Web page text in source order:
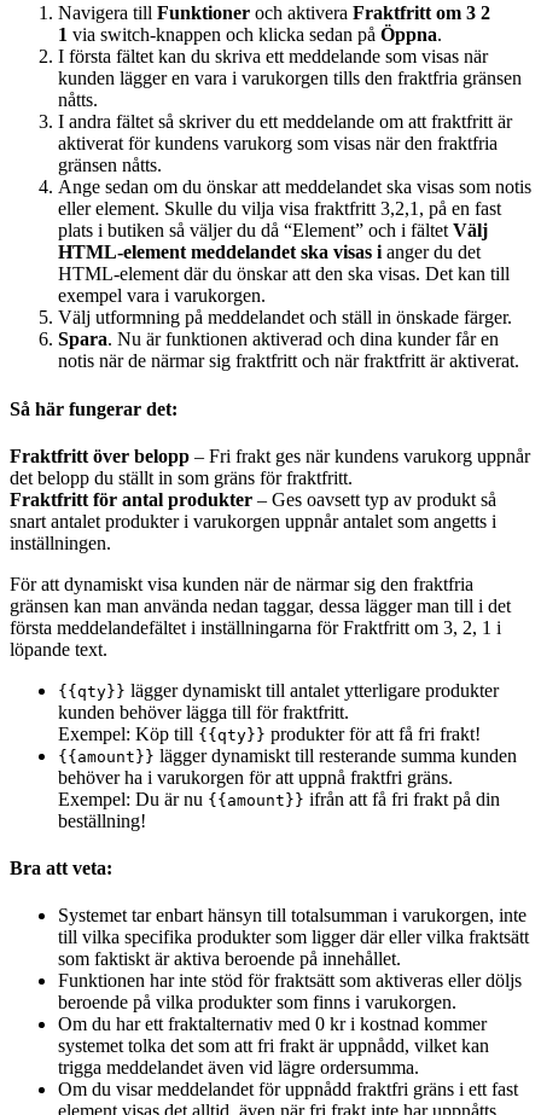
Navigera till Funktioner och aktivera Fraktfritt om 3 2
1 via switch-knappen och klicka sedan på Öppna.
I första fältet kan du skriva ett meddelande som visas när
kunden lägger en vara i varukorgen tills den fraktfria gränsen
nåtts.
I andra fältet så skriver du ett meddelande om att fraktfritt är
aktiverat för kundens varukorg som visas när den fraktfria
gränsen nåtts.
Ange sedan om du önskar att meddelandet ska visas som notis
eller element. Skulle du vilja visa fraktfritt 3,2,1, på en fast
plats i butiken så väljer du då “Element” och i fältetVälj
HTML-element meddelandet ska visas ianger du det
HTML-element där du önskar att den ska visas. Det kan till
exempel vara i varukorgen.
Välj utformning på meddelandet och ställ in önskade färger.
Spara. Nu är funktionen aktiverad och dina kunder får en
notis när de närmar sig fraktfritt och när fraktfritt är aktiverat.
Så här fungerar det:
Fraktfritt över belopp – Fri frakt ges när kundens varukorg uppnår
det belopp du ställt in som gräns för fraktfritt.
Fraktfritt för antal produkter – Ges oavsett typ av produkt så
snart antalet produkter i varukorgen uppnår antalet som angetts i
inställningen.
För att dynamiskt visa kunden när de närmar sig den fraktfria
gränsen kan man använda nedan taggar, dessa lägger man till i det
första meddelandefältet i inställningarna för Fraktfritt om 3, 2, 1 i
löpande text.
{{qty}} lägger dynamiskt till antalet ytterligare produkter
kunden behöver lägga till för fraktfritt.
Exempel: Köp till {{qty}} produkter för att få fri frakt!
{{amount}} lägger dynamiskt till resterande summa kunden
behöver ha i varukorgen för att uppnå fraktfri gräns.
Exempel: Du är nu {{amount}} ifrån att få fri frakt på din
beställning!
Bra att veta:
Systemet tar enbart hänsyn till totalsumman i varukorgen, inte
till vilka specifika produkter som ligger där eller vilka fraktsätt
som faktiskt är aktiva beroende på innehållet.
Funktionen har inte stöd för fraktsätt som aktiveras eller döljs
beroende på vilka produkter som finns i varukorgen.
Om du har ett fraktalternativ med 0 kr i kostnad kommer
systemet tolka det som att fri frakt är uppnådd, vilket kan
trigga meddelandet även vid lägre ordersumma.
Om du visar meddelandet för uppnådd fraktfri gräns i ett fast